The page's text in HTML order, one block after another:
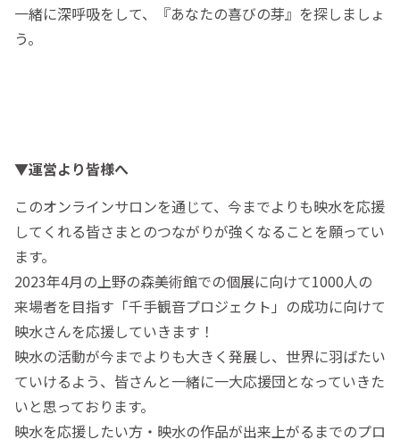
一緒に深呼吸をして、『あなたの喜びの芽』を探しましょ
う。
▼運営より皆様へ
このオンラインサロンを通じて、今までよりも映水を応援
してくれる皆さまとのつながりが強くなることを願ってい
ます。
2023年4月の上野の森美術館での個展に向けて1000人の
来場者を目指す「千手観音プロジェクト」の成功に向けて
映水さんを応援していきます！
映水の活動が今までよりも大きく発展し、世界に羽ばたい
ていけるよう、皆さんと一緒に一大応援団となっていきた
いと思っております。
映水を応援したい方・映水の作品が出来上がるまでのプロ